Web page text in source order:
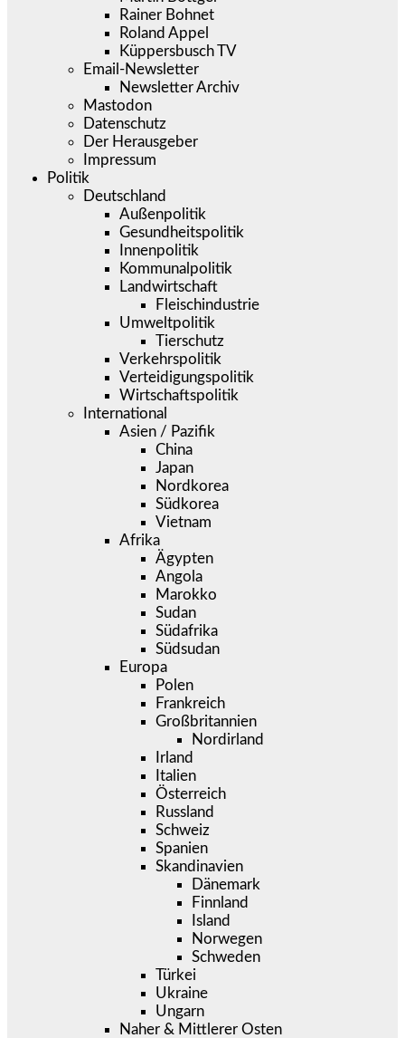
Rainer Bohnet
Roland Appel
Küppersbusch TV
Email-Newsletter
Newsletter Archiv
Mastodon
Datenschutz
Der Herausgeber
Impressum
Politik
Deutschland
Außenpolitik
Gesundheitspolitik
Innenpolitik
Kommunalpolitik
Landwirtschaft
Fleischindustrie
Umweltpolitik
Tierschutz
Verkehrspolitik
Verteidigungspolitik
Wirtschaftspolitik
International
Asien / Pazifik
China
Japan
Nordkorea
Südkorea
Vietnam
Afrika
Ägypten
Angola
Marokko
Sudan
Südafrika
Südsudan
Europa
Polen
Frankreich
Großbritannien
Nordirland
Irland
Italien
Österreich
Russland
Schweiz
Spanien
Skandinavien
Dänemark
Finnland
Island
Norwegen
Schweden
Türkei
Ukraine
Ungarn
Naher & Mittlerer Osten